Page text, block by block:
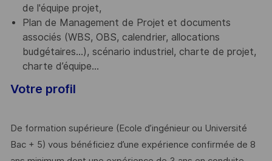
de l'équipe projet,
Plan de Management de Projet et documents
associés (WBS, OBS, calendrier, allocations
budgétaires…), scénario industriel, charte de projet,
charte d’équipe…
Votre profil
De formation supérieure (Ecole d’ingénieur ou Université
Bac + 5) vous bénéficiez d’une expérience confirmée de 8